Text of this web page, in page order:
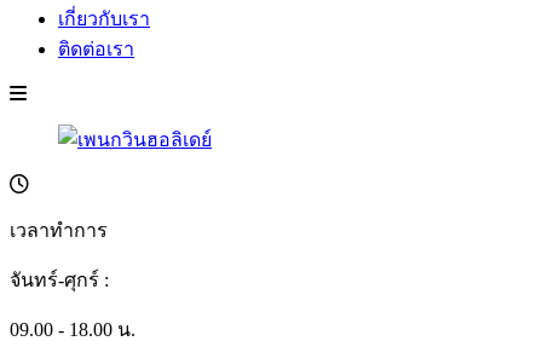
เกี่ยวกับเรา
ติดต่อเรา
เวลาทำการ
จันทร์-ศุกร์ :
09.00 - 18.00 น.